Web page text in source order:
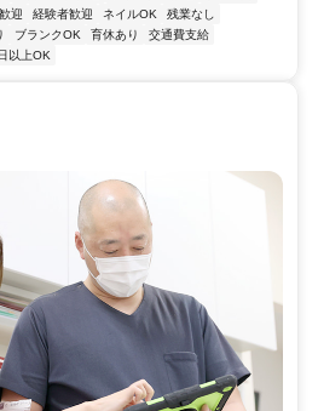
迎 経験者歓迎 ネイルOK
残業なし
ブランクOK 育休あり
交通費支給
以上OK